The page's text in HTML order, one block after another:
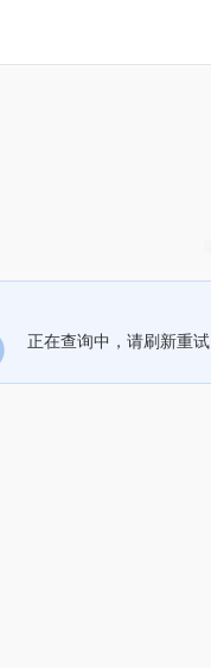
正在查询中，请刷新重试